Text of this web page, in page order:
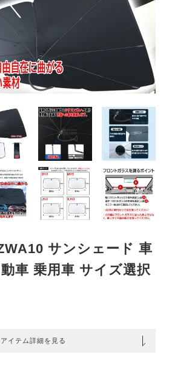
サンシェード 車
車 乗用車 サイズ選択
アイテム詳細を見る